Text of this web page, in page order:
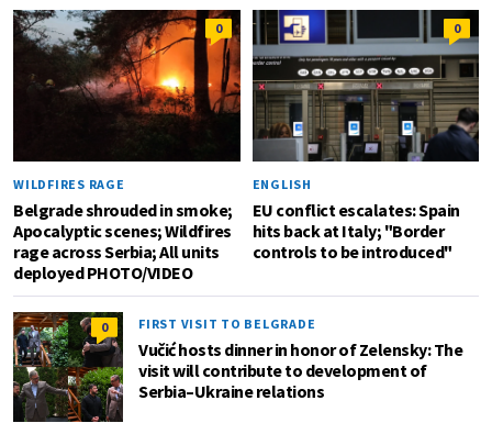
0
WILDFIRES RAGE
Belgrade shrouded in smoke;
Apocalyptic scenes; Wildfires
rage across Serbia; All units
deployed PHOTO/VIDEO
0
ENGLISH
EU conflict escalates: Spain
hits back at Italy; "Border
controls to be introduced"
0 FIRST VISIT TO BELGRADE
Vučić hosts dinner in honor of Zelensky: The
visit will contribute to development of
Serbia–Ukraine relations